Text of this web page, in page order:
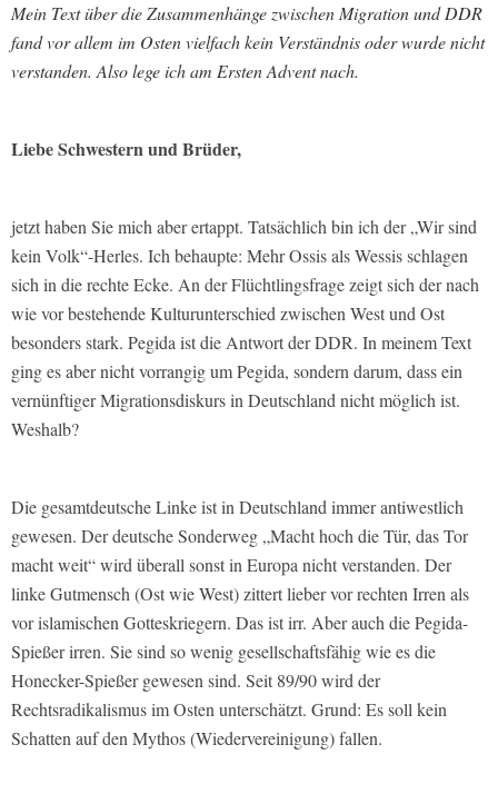
Mein Text über die Zusammenhänge zwischen Migration und DDR
fand vor allem im Osten vielfach kein Verständnis oder wurde nicht
verstanden. Also lege ich am Ersten Advent nach.
Liebe Schwestern und Brüder,
jetzt haben Sie mich aber ertappt. Tatsächlich bin ich der „Wir sind
kein Volk“-Herles. Ich behaupte: Mehr Ossis als Wessis schlagen
sich in die rechte Ecke. An der Flüchtlingsfrage zeigt sich der nach
wie vor bestehende Kulturunterschied zwischen West und Ost
besonders stark. Pegida ist die Antwort der DDR. In meinem Text
ging es aber nicht vorrangig um Pegida, sondern darum, dass ein
vernünftiger Migrationsdiskurs in Deutschland nicht möglich ist.
Weshalb?
Die gesamtdeutsche Linke ist in Deutschland immer antiwestlich
gewesen. Der deutsche Sonderweg „Macht hoch die Tür, das Tor
macht weit“ wird überall sonst in Europa nicht verstanden. Der
linke Gutmensch (Ost wie West) zittert lieber vor rechten Irren als
vor islamischen Gotteskriegern. Das ist irr. Aber auch die Pegida-
Spießer irren. Sie sind so wenig gesellschaftsfähig wie es die
Honecker-Spießer gewesen sind. Seit 89/90 wird der
Rechtsradikalismus im Osten unterschätzt. Grund: Es soll kein
Schatten auf den Mythos (Wiedervereinigung) fallen.